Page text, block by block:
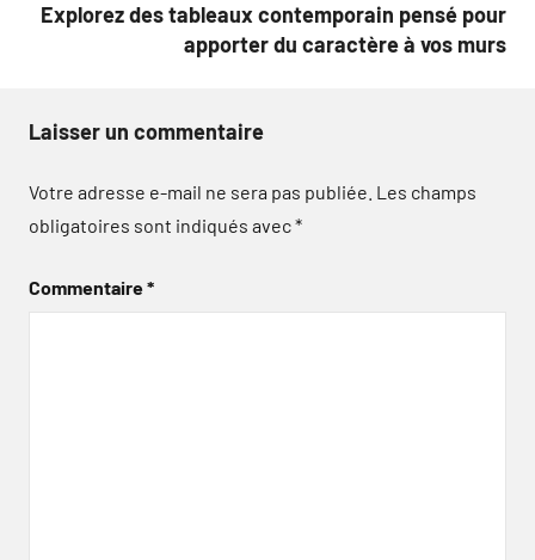
Explorez des tableaux contemporain pensé pour
apporter du caractère à vos murs
Laisser un commentaire
Votre adresse e-mail ne sera pas publiée. Les champs
obligatoires sont indiqués avec*
Commentaire*